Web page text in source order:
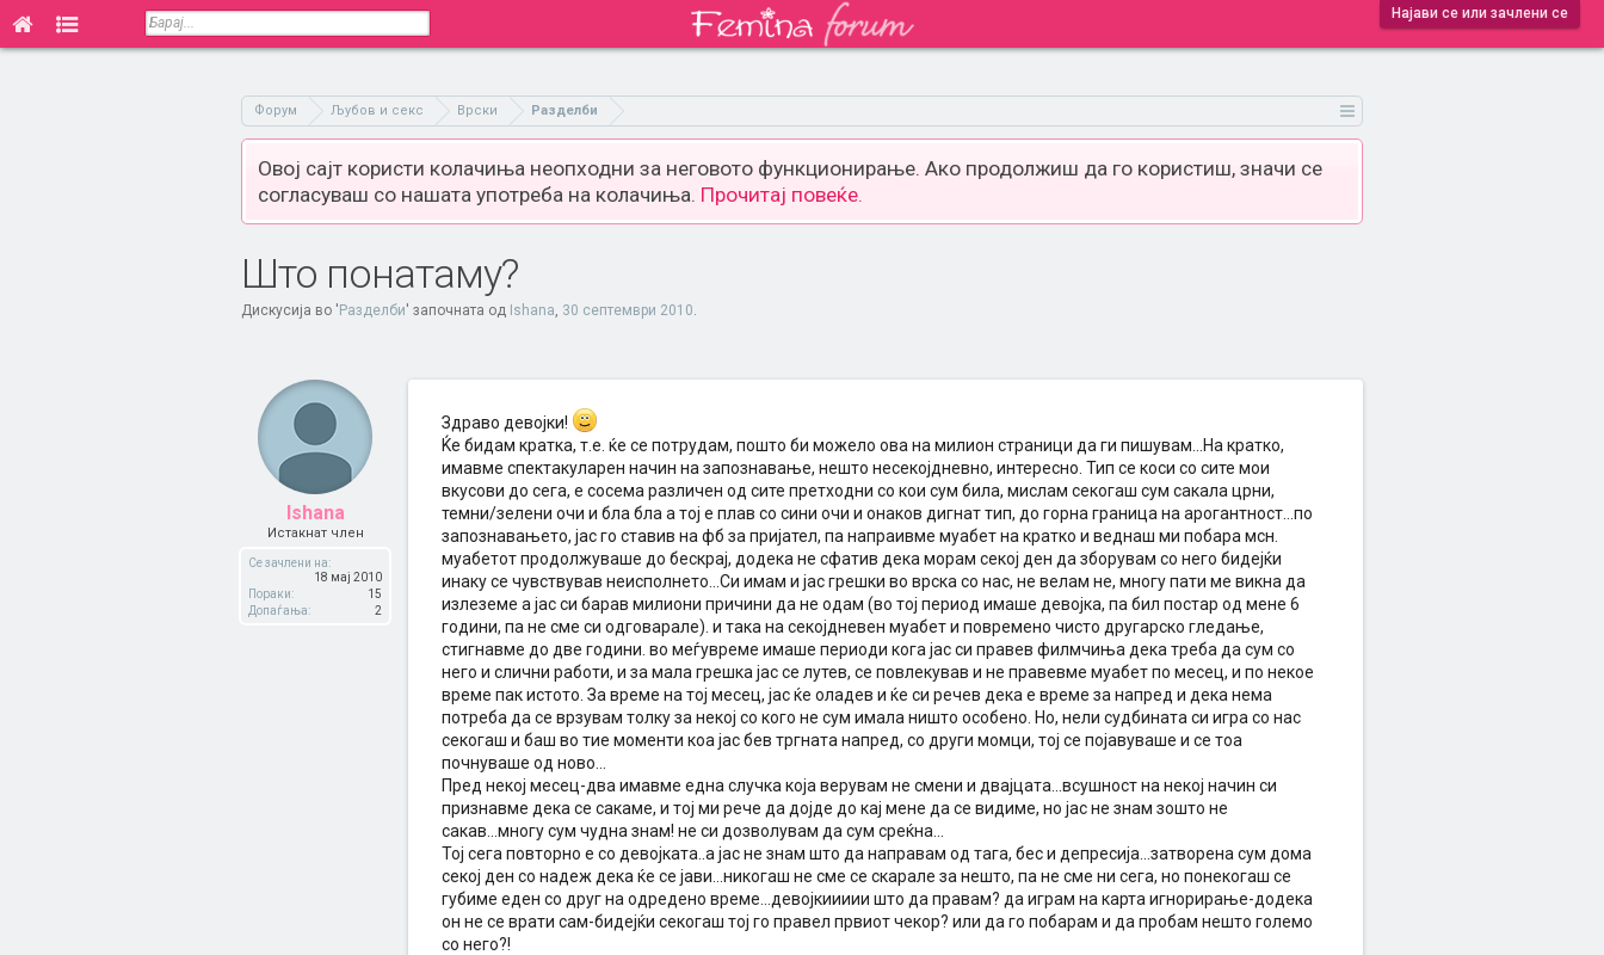
Најави се или зачлени се
Форум Љубов и секс Врски Разделби
Овој сајт користи колачиња неопходни за неговото функционирање. Ако продолжиш да го користиш, значи се
согласуваш со нашата употреба на колачиња. Прочитај повеќе.
Што понатаму?
Дискусија во ' Разделби' започната од Ishana, 30 септември 2010.
Ishana
Истакнат член
Се зачлени на:
18 мај 2010
Пораки:
15
Допаѓања:
2
Здраво девојки!
Ќе бидам кратка, т.е. ќе се потрудам, пошто би можело ова на милион страници да ги пишувам...На кратко,
имавме спектакуларен начин на запознавање, нешто несекојдневно, интересно. Тип се коси со сите мои
вкусови до сега, е сосема различен од сите претходни со кои сум била, мислам секогаш сум сакала црни,
темни/зелени очи и бла бла а тој е плав со сини очи и онаков дигнат тип, до горна граница на арогантност...по
запознавањето, јас го ставив на фб за пријател, па напраивме муабет на кратко и веднаш ми побара мсн.
муабетот продолжуваше до бескрај, додека не сфатив дека морам секој ден да зборувам со него бидејќи
инаку се чувствував неисполнето...Си имам и јас грешки во врска со нас, не велам не, многу пати ме викна да
излеземе а јас си барав милиони причини да не одам (во тој период имаше девојка, па бил постар од мене 6
години, па не сме си одговарале). и така на секојдневен муабет и повремено чисто другарско гледање,
стигнавме до две години. во меѓувреме имаше периоди кога јас си правев филмчиња дека треба да сум со
него и слични работи, и за мала грешка јас се лутев, се повлекував и не правевме муабет по месец, и по некое
време пак истото. За време на тој месец, јас ќе оладев и ќе си речев дека е време за напред и дека нема
потреба да се врзувам толку за некој со кого не сум имала ништо особено. Но, нели судбината си игра со нас
секогаш и баш во тие моменти коа јас бев тргната напред, со други момци, тој се појавуваше и се тоа
почнуваше од ново...
Пред некој месец-два имавме една случка која верувам не смени и двајцата...всушност на некој начин си
признавме дека се сакаме, и тој ми рече да дојде до кај мене да се видиме, но јас не знам зошто не
сакав...многу сум чудна знам! не си дозволувам да сум среќна...
Тој сега повторно е со девојката..а јас не знам што да направам од тага, бес и депресија...затворена сум дома
секој ден со надеж дека ќе се јави...никогаш не сме се скарале за нешто, па не сме ни сега, но понекогаш се
губиме еден со друг на одредено време...девојкиииии што да правам? да играм на карта игнорирање-додека
он не се врати сам-бидејќи секогаш тој го правел првиот чекор? или да го побарам и да пробам нешто големо
со него?!